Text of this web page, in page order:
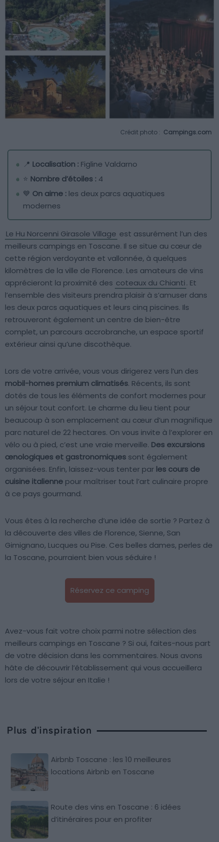
Crédit photo : Campings.com
📍 Localisation : Figline Valdarno
⭐ Nombre d’étoiles : 4
💙 On aime : les deux parcs aquatiques
modernes
Le Hu Norcenni Girasole Village est assurément l’un des
meilleurs campings en Toscane. Il se situe au cœur de
cette région verdoyante et vallonnée, à quelques
kilomètres de la ville de Florence. Les amateurs de vins
apprécieront la proximité des coteaux du Chianti. Et
l’ensemble des visiteurs prendra plaisir à s’amuser dans
les deux parcs aquatiques et leurs cinq piscines. Ils
retrouveront également un centre de bien-être
complet, un parcours accrobranche, un espace sportif
extérieur ainsi qu’une discothèque.
Lors de votre arrivée, vous vous dirigerez vers l’un des
mobil-homes premium climatisés. Récents, ils sont
dotés de tous les éléments de confort modernes pour
un séjour tout confort. Le charme du lieu tient pour
beaucoup à son emplacement au cœur d’un magnifique
parc naturel de 22 hectares. On vous invite à l’explorer en
vélo ou à pied, c’est une vraie merveille. Des excursions
œnologiques et gastronomiques sont également
organisées. Enfin, laissez-vous tenter par les cours de
cuisine italienne pour maîtriser tout l’art culinaire propre
à ce pays gourmand.
Vous êtes à la recherche d’une idée de sortie ? Partez à
la découverte des villes de Florence, Sienne, San
Gimignano, Lucques ou Pise. Ces belles dames, perles de
la Toscane, pourraient bien vous séduire !
Réservez ce camping
Avez-vous fait votre choix parmi notre sélection des
meilleurs campings en Toscane ? Si oui, faites-nous part
de votre décision dans les commentaires. Nous avons
hâte de découvrir l’établissement qui vous accueillera
lors de votre séjour en Italie !
Plus d'inspiration
Airbnb Toscane : les 10 meilleures
locations Airbnb en Toscane
Route des vins en Toscane : 6 idées
d’itinéraires pour en profiter